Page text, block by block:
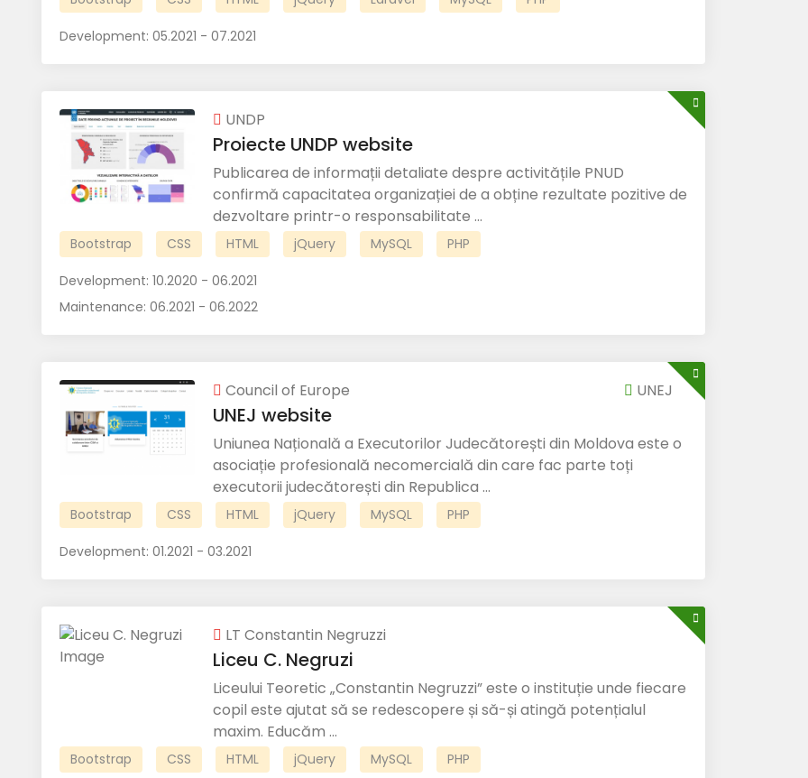
Development: 05.2021 - 07.2021
UNDP
Proiecte UNDP website
Publicarea de informații detaliate despre activitățile PNUD
confirmă capacitatea organizației de a obține rezultate pozitive de
dezvoltare printr-o responsabilitate ...
Bootstrap CSS HTML jQuery MySQL PHP
Development: 10.2020 - 06.2021
Maintenance: 06.2021 - 06.2022
Council of Europe UNEJ
UNEJ website
Uniunea Națională a Executorilor Judecătorești din Moldova este o
asociație profesională necomercială din care fac parte toți
executorii judecătorești din Republica ...
Bootstrap CSS HTML jQuery MySQL PHP
Development: 01.2021 - 03.2021
LT Constantin Negruzzi
Liceu C. Negruzi
Liceului Teoretic „Constantin Negruzzi” este o instituție unde fiecare
copil este ajutat să se redescopere și să-și atingă potențialul
maxim. Educăm ...
Bootstrap CSS HTML jQuery MySQL PHP